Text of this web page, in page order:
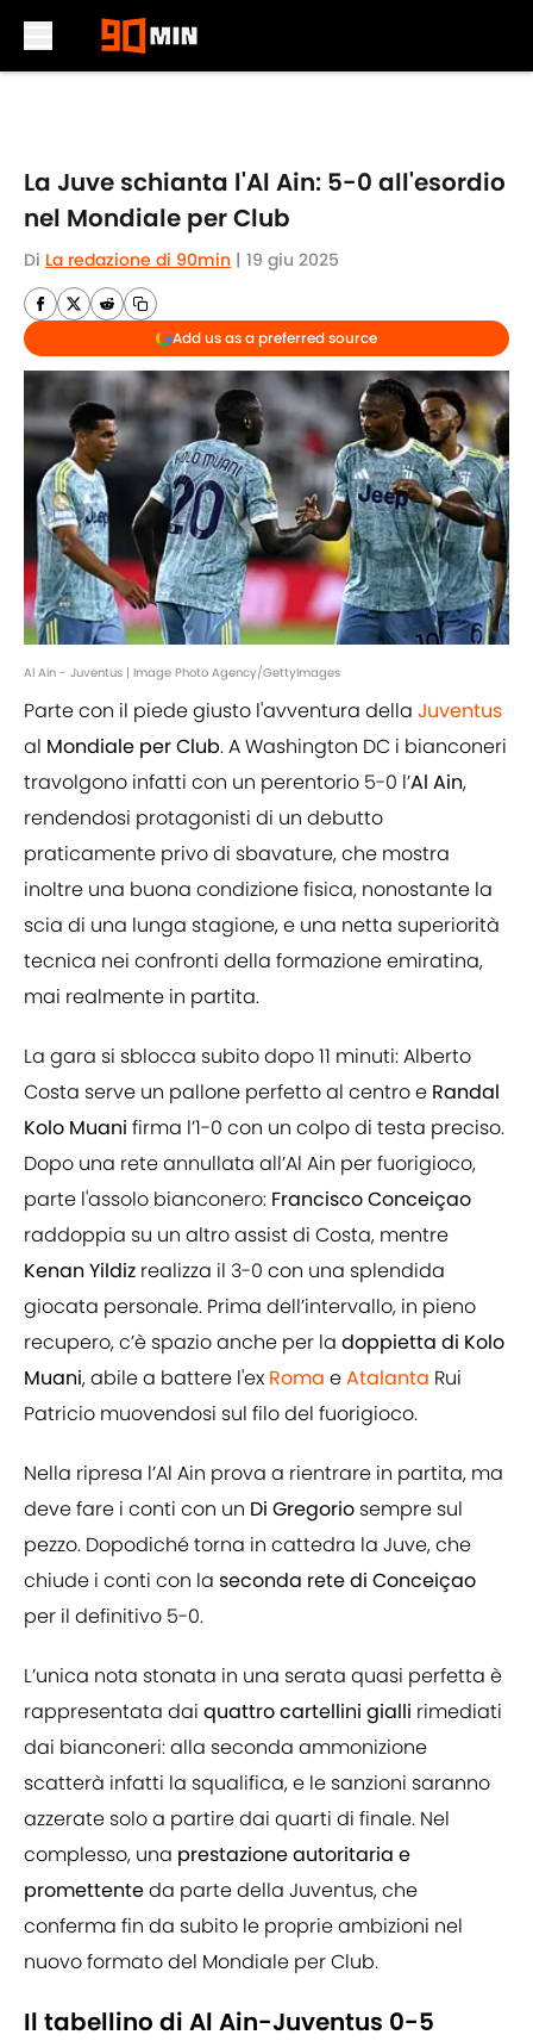
La Juve schianta l'Al Ain: 5-0 all'esordio
nel Mondiale per Club
Di La redazione di 90min | 19 giu 2025
Add us as a preferred source
Al Ain - Juventus | Image Photo Agency/GettyImages
Parte con il piede giusto l'avventura della Juventus
al Mondiale per Club. A Washington DC i bianconeri
travolgono infatti con un perentorio 5-0 l’Al Ain,
rendendosi protagonisti di un debutto
praticamente privo di sbavature, che mostra
inoltre una buona condizione fisica, nonostante la
scia di una lunga stagione, e una netta superiorità
tecnica nei confronti della formazione emiratina,
mai realmente in partita.
La gara si sblocca subito dopo 11 minuti: Alberto
Costa serve un pallone perfetto al centro e Randal
Kolo Muani firma l’1-0 con un colpo di testa preciso.
Dopo una rete annullata all’Al Ain per fuorigioco,
parte l'assolo bianconero: Francisco Conceiçao
raddoppia su un altro assist di Costa, mentre
Kenan Yildiz realizza il 3-0 con una splendida
giocata personale. Prima dell’intervallo, in pieno
recupero, c’è spazio anche per la doppietta di Kolo
Muani, abile a battere l'ex Roma eAtalanta Rui
Patricio muovendosi sul filo del fuorigioco.
Nella ripresa l’Al Ain prova a rientrare in partita, ma
deve fare i conti con un Di Gregorio sempre sul
pezzo. Dopodiché torna in cattedra la Juve, che
chiude i conti con la seconda rete di Conceiçao
per il definitivo 5-0.
L’unica nota stonata in una serata quasi perfetta è
rappresentata dai quattro cartellini gialli rimediati
dai bianconeri: alla seconda ammonizione
scatterà infatti la squalifica, e le sanzioni saranno
azzerate solo a partire dai quarti di finale. Nel
complesso, una prestazione autoritaria e
promettenteda parte della Juventus, che
conferma fin da subito le proprie ambizioni nel
nuovo formato del Mondiale per Club.
Il tabellino di Al Ain-Juventus 0-5